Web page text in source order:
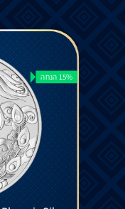
15% הנחה